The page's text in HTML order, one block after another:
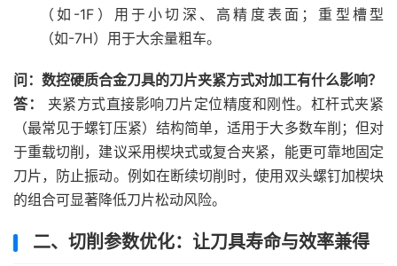
（如-1F）用于小切深、高精度表面；重型槽型
（如-7H）用于大余量粗车。
问：数控硬质合金刀具的刀片夹紧方式对加工有什么影响？
答：
夹紧方式直接影响刀片定位精度和刚性。杠杆式夹紧
（最常见于螺钉压紧）结构简单，适用于大多数车削；但对
于重载切削，建议采用楔块式或复合夹紧，能更可靠地固定
刀片，防止振动。例如在断续切削时，使用双头螺钉加楔块
的组合可显著降低刀片松动风险。
二、切削参数优化：让刀具寿命与效率兼得